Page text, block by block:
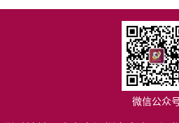
微信公众